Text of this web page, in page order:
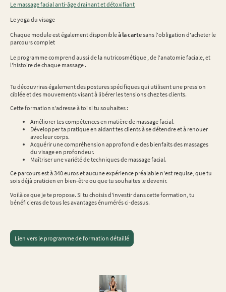
Le massage facial anti-âge drainant et détoxifiant
Le yoga du visage
Chaque module est également disponibleà la cartesans l'obligation d'acheter le
parcours complet
Le programme comprend aussi de la nutricosmétique , de l'anatomie faciale, et
l'histoire de chaque massage .
Tu découvriras également des postures spécifiques qui utilisent une pression
ciblée et des mouvements visant à libérer les tensions chez tes clients.
Cette formation s'adresse à toi si tu souhaites :
Améliorer tes compétences en matière de massage facial.
Développer ta pratique en aidant tes clients à se détendre et à renouer
avec leur corps.
Acquérir une compréhension approfondie des bienfaits des massages
du visage en profondeur.
Maîtriser une variété de techniques de massage facial.
Ce parcours est à 340 euros et aucune expérience préalable n'est requise, que tu
sois déjà praticien en bien-être ou que tu souhaites le devenir.
Voilà ce que je te propose. Si tu choisis d'investir dans cette formation, tu
bénéficieras de tous les avantages énumérés ci-dessus.
Lien vers le programme de formation détaillé